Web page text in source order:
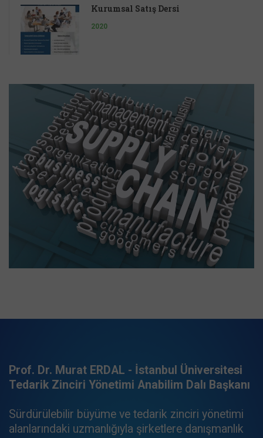
Kurumsal Satış Dersi
2020
Prof. Dr. Murat ERDAL - İstanbul Üniversitesi
Tedarik Zinciri Yönetimi Anabilim Dalı Başkanı
Sürdürülebilir büyüme ve tedarik zinciri yönetimi
alanlarındaki uzmanlığıyla şirketlere danışmanlık